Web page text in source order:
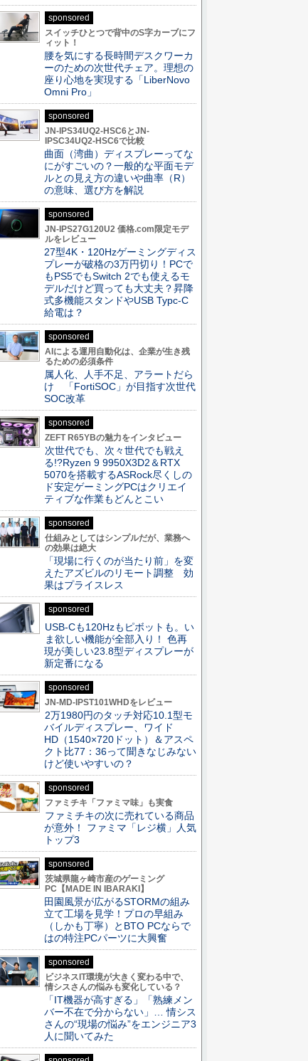
sponsored
スイッチひとつで背中のS字カーブにフ
ィット！
腰を気にする長時間デスクワーカ
ーのための次世代チェア。理想の
座り心地を実現する「LiberNovo
Omni Pro」
sponsored
JN-IPS34UQ2-HSC6とJN-
IPSC34UQ2-HSC6で比較
曲面（湾曲）ディスプレーってな
にがすごいの？一般的な平面モデ
ルとの見え方の違いや曲率（R）
の意味、選び方を解説
sponsored
JN-IPS27G120U2 価格.com限定モデ
ルをレビュー
27型4K・120Hzゲーミングディス
プレーが破格の3万円切り！PCで
もPS5でもSwitch 2でも使えるモ
デルだけど買っても大丈夫？昇降
式多機能スタンドやUSB Typc-C
給電は？
sponsored
AIによる運用自動化は、企業が生き残
るための必須条件
属人化、人手不足、アラートだら
け 「FortiSOC」が目指す次世代
SOC改革
sponsored
ZEFT R65YBの魅力をインタビュー
次世代でも、次々世代でも戦え
る!?Ryzen 9 9950X3D2＆RTX
5070を搭載するASRock尽くしの
ド安定ゲーミングPCはクリエイ
ティブな作業もどんとこい
sponsored
仕組みとしてはシンプルだが、業務へ
の効果は絶大
「現場に行くのが当たり前」を変
えたアズビルのリモート調整 効
果はプライスレス
sponsored
USB-Cも120Hzもピボットも。い
ま欲しい機能が全部入り！ 色再
現が美しい23.8型ディスプレーが
新定番になる
sponsored
JN-MD-IPST101WHDをレビュー
2万1980円のタッチ対応10.1型モ
バイルディスプレー、ワイド
HD（1540×720ドット）＆アスペ
クト比77：36って聞きなじみない
けど使いやすいの？
sponsored
ファミチキ「ファミマ味」も実食
ファミチキの次に売れている商品
が意外！ ファミマ「レジ横」人気
トップ3
sponsored
茨城県龍ヶ崎市産のゲーミング
PC【MADE IN IBARAKI】
田園風景が広がるSTORMの組み
立て工場を見学！プロの早組み
（しかも丁寧）とBTO PCならで
はの特注PCパーツに大興奮
sponsored
ビジネスIT環境が大きく変わる中で、
情シスさんの悩みも変化している？
「IT機器が高すぎる」「熟練メン
バー不在で分からない」… 情シス
さんの“現場の悩み”をエンジニア3
人に聞いてみた